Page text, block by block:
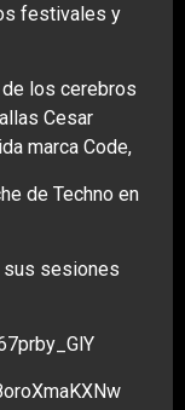
festivales y
los cerebros
Cesar
marca Code,
de Techno en
sus sesiones